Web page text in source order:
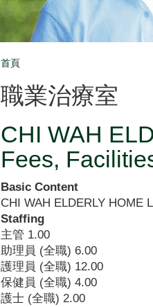
Breadcrumb
首頁
職業治療室
CHI WAH
Fees,
Basic Content
CHI WAH ELDERLY HOME
Staffing
主管 1.00
助理員 (全職) 6.00
護理員 (全職) 12.00
保健員 (全職) 4.00
護士 (全職) 2.00